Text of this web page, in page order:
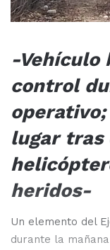
-Vehículo
control
lugar tras
heridos-
Un elemento del
durante la